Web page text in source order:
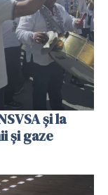
și la
și gaze